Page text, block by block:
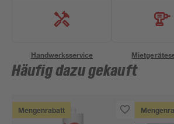
Handwerksservice
Häufig dazu gekauft
Mengenrabatt